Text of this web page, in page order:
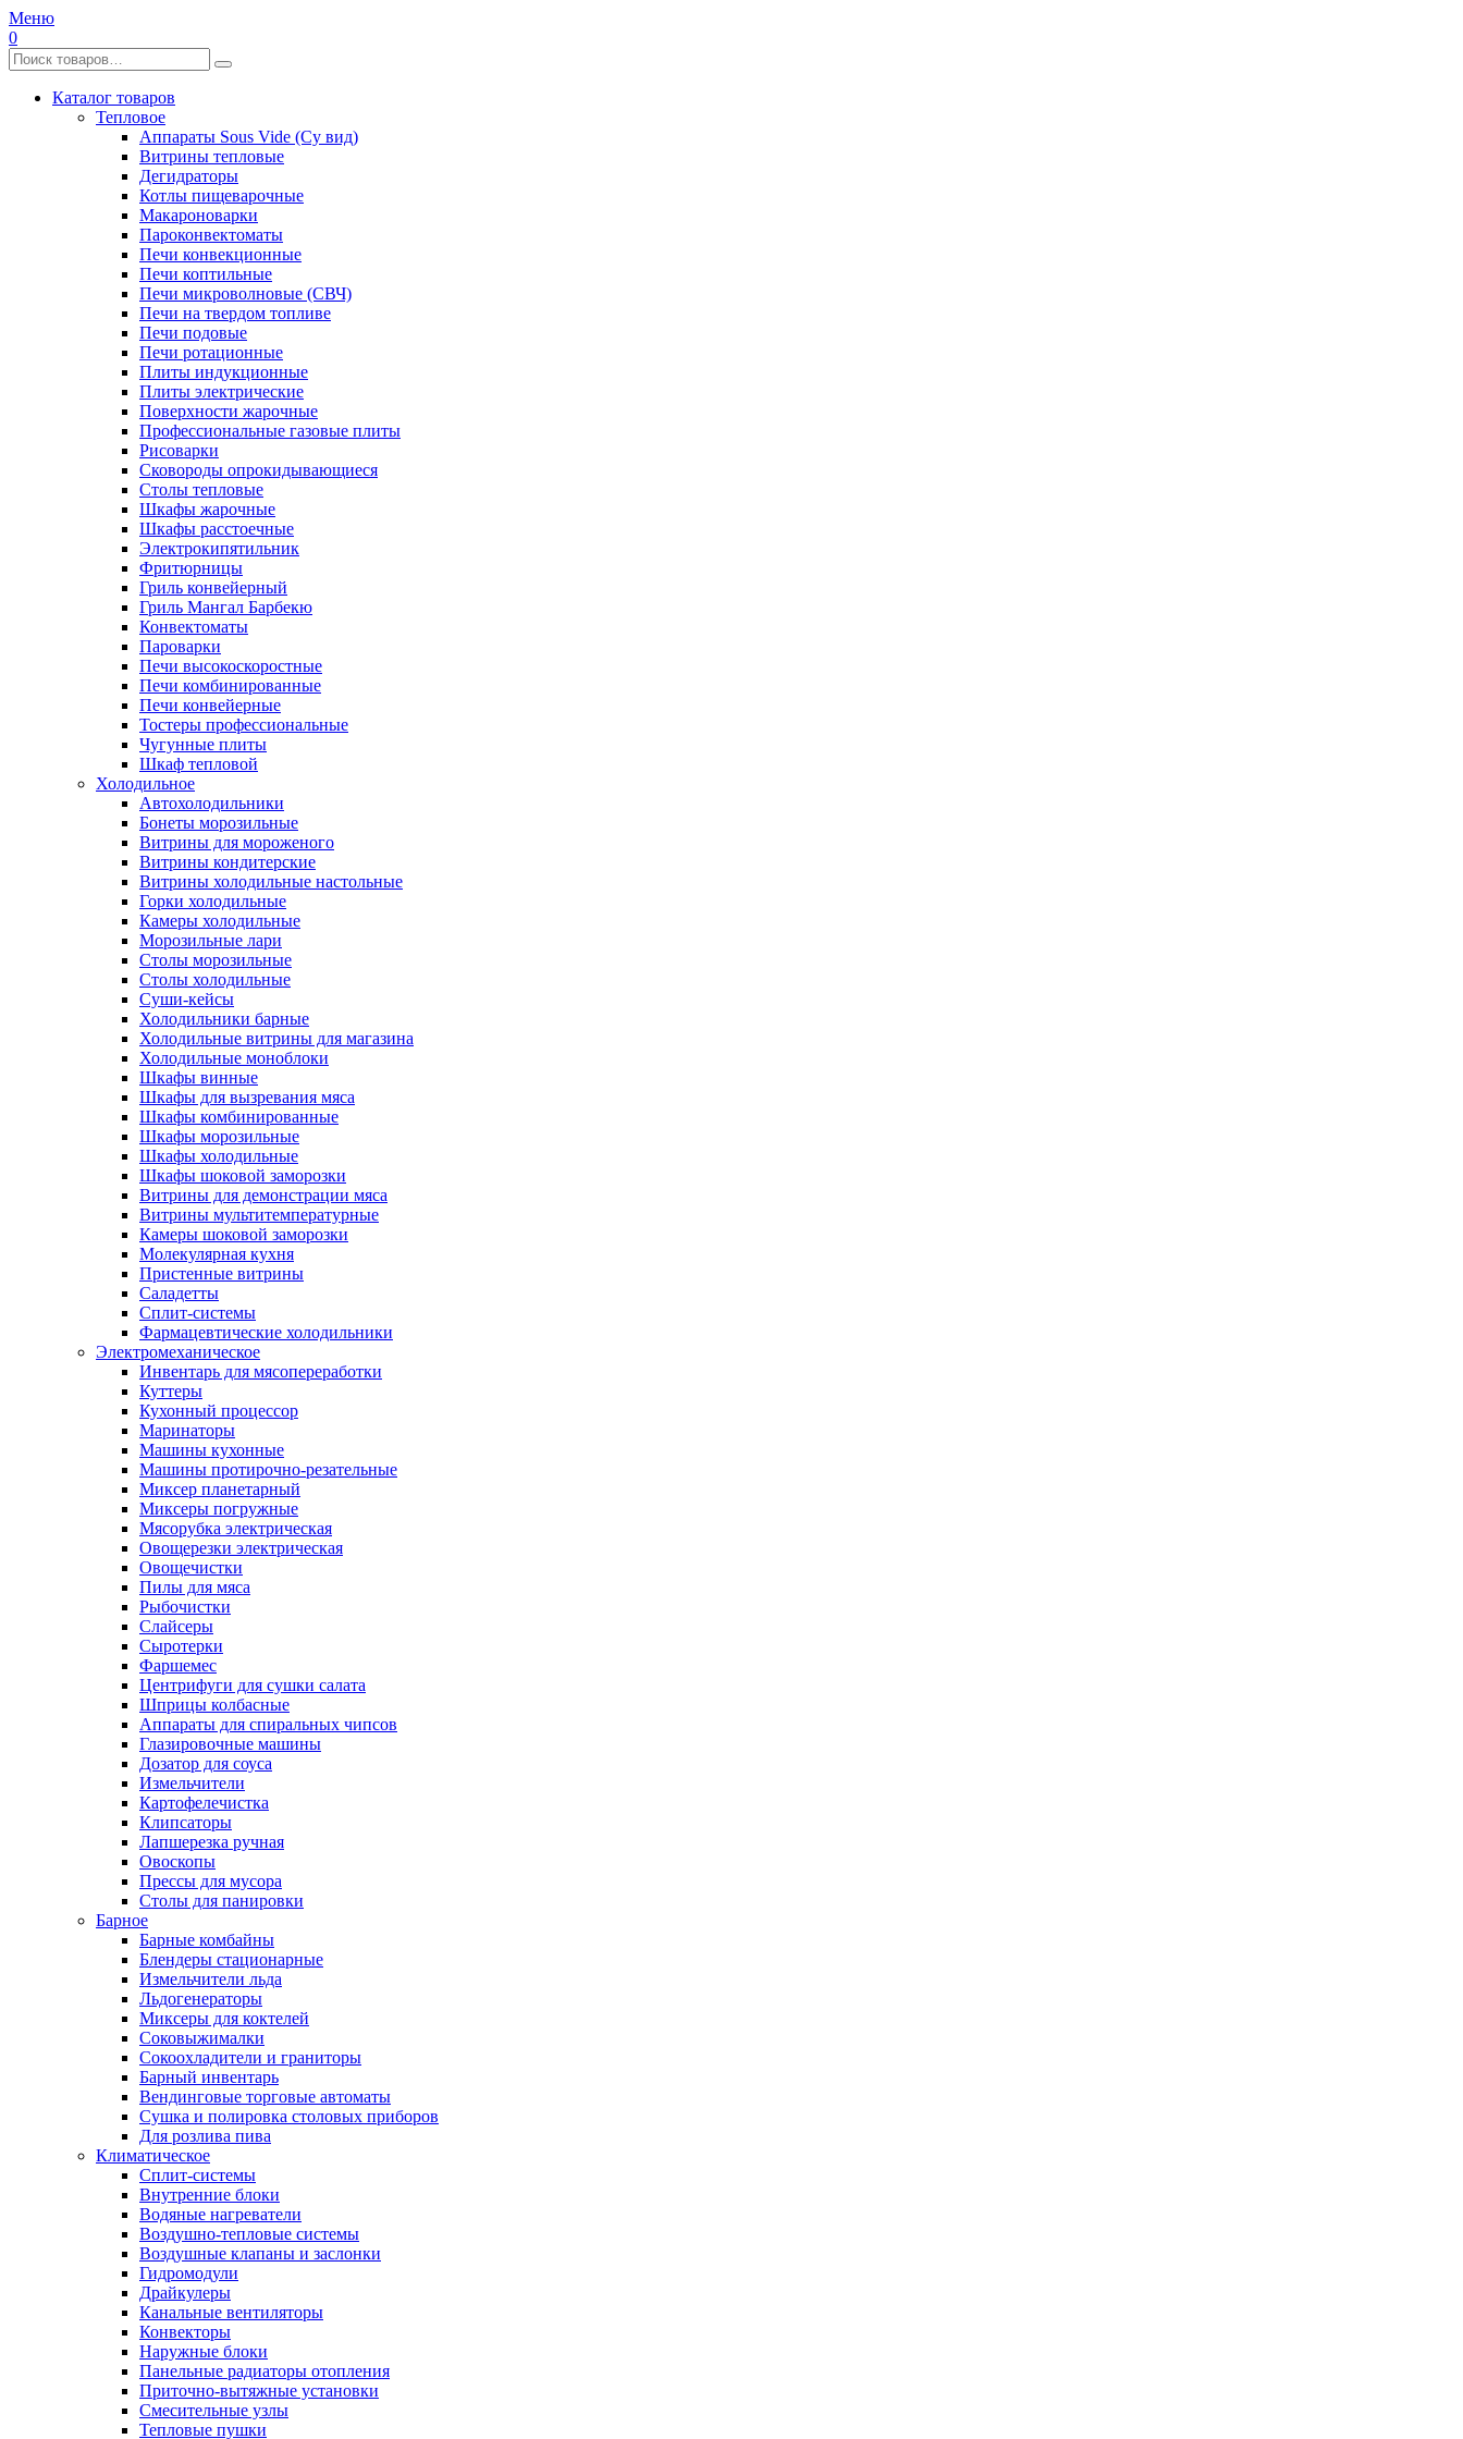
Меню
0
Каталог товаров
Тепловое
Аппараты Sous Vide (Су вид)
Витрины тепловые
Дегидраторы
Котлы пищеварочные
Макароноварки
Пароконвектоматы
Печи конвекционные
Печи коптильные
Печи микроволновые (СВЧ)
Печи на твердом топливе
Печи подовые
Печи ротационные
Плиты индукционные
Плиты электрические
Поверхности жарочные
Профессиональные газовые плиты
Рисоварки
Сковороды опрокидывающиеся
Столы тепловые
Шкафы жарочные
Шкафы расстоечные
Электрокипятильник
Фритюрницы
Гриль конвейерный
Гриль Мангал Барбекю
Конвектоматы
Пароварки
Печи высокоскоростные
Печи комбинированные
Печи конвейерные
Тостеры профессиональные
Чугунные плиты
Шкаф тепловой
Холодильное
Автохолодильники
Бонеты морозильные
Витрины для мороженого
Витрины кондитерские
Витрины холодильные настольные
Горки холодильные
Камеры холодильные
Морозильные лари
Столы морозильные
Столы холодильные
Суши-кейсы
Холодильники барные
Холодильные витрины для магазина
Холодильные моноблоки
Шкафы винные
Шкафы для вызревания мяса
Шкафы комбинированные
Шкафы морозильные
Шкафы холодильные
Шкафы шоковой заморозки
Витрины для демонстрации мяса
Витрины мультитемпературные
Камеры шоковой заморозки
Молекулярная кухня
Пристенные витрины
Саладетты
Сплит-системы
Фармацевтические холодильники
Электромеханическое
Инвентарь для мясопереработки
Куттеры
Кухонный процессор
Маринаторы
Машины кухонные
Машины протирочно-резательные
Миксер планетарный
Миксеры погружные
Мясорубка электрическая
Овощерезки электрическая
Овощечистки
Пилы для мяса
Рыбочистки
Слайсеры
Сыротерки
Фаршемес
Центрифуги для сушки салата
Шприцы колбасные
Аппараты для спиральных чипсов
Глазировочные машины
Дозатор для соуса
Измельчители
Картофелечистка
Клипсаторы
Лапшерезка ручная
Овоскопы
Прессы для мусора
Столы для панировки
Барное
Барные комбайны
Блендеры стационарные
Измельчители льда
Льдогенераторы
Миксеры для коктелей
Соковыжималки
Сокоохладители и граниторы
Барный инвентарь
Вендинговые торговые автоматы
Сушка и полировка столовых приборов
Для розлива пива
Климатическое
Сплит-системы
Внутренние блоки
Водяные нагреватели
Воздушно-тепловые системы
Воздушные клапаны и заслонки
Гидромодули
Драйкулеры
Канальные вентиляторы
Конвекторы
Наружные блоки
Панельные радиаторы отопления
Приточно-вытяжные установки
Смесительные узлы
Тепловые пушки